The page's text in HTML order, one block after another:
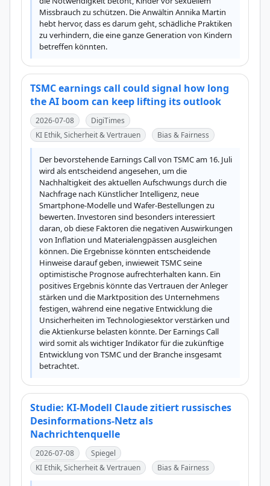
Missbrauch zu schützen. Die Anwältin Annika Martin
hebt hervor, dass es darum geht, schädliche Praktiken
zu verhindern, die eine ganze Generation von Kindern
betreffen könnten.
TSMC earnings call could signal how long
the AI boom can keep lifting its outlook
2026-07-08
DigiTimes
KI Ethik, Sicherheit & Vertrauen
Bias & Fairness
Der bevorstehende Earnings Call von TSMC am 16. Juli
wird als entscheidend angesehen, um die
Nachhaltigkeit des aktuellen Aufschwungs durch die
Nachfrage nach Künstlicher Intelligenz, neue
Smartphone-Modelle und Wafer-Bestellungen zu
bewerten. Investoren sind besonders interessiert
daran, ob diese Faktoren die negativen Auswirkungen
von Inflation und Materialengpässen ausgleichen
können. Die Ergebnisse könnten entscheidende
Hinweise darauf geben, inwieweit TSMC seine
optimistische Prognose aufrechterhalten kann. Ein
positives Ergebnis könnte das Vertrauen der Anleger
stärken und die Marktposition des Unternehmens
festigen, während eine negative Entwicklung die
Unsicherheiten im Technologiesektor verstärken und
die Aktienkurse belasten könnte. Der Earnings Call
wird somit als wichtiger Indikator für die zukünftige
Entwicklung von TSMC und der Branche insgesamt
betrachtet.
Studie: KI-Modell Claude zitiert russisches
Desinformations-Netz als
Nachrichtenquelle
2026-07-08
Spiegel
KI Ethik, Sicherheit & Vertrauen
Bias & Fairness